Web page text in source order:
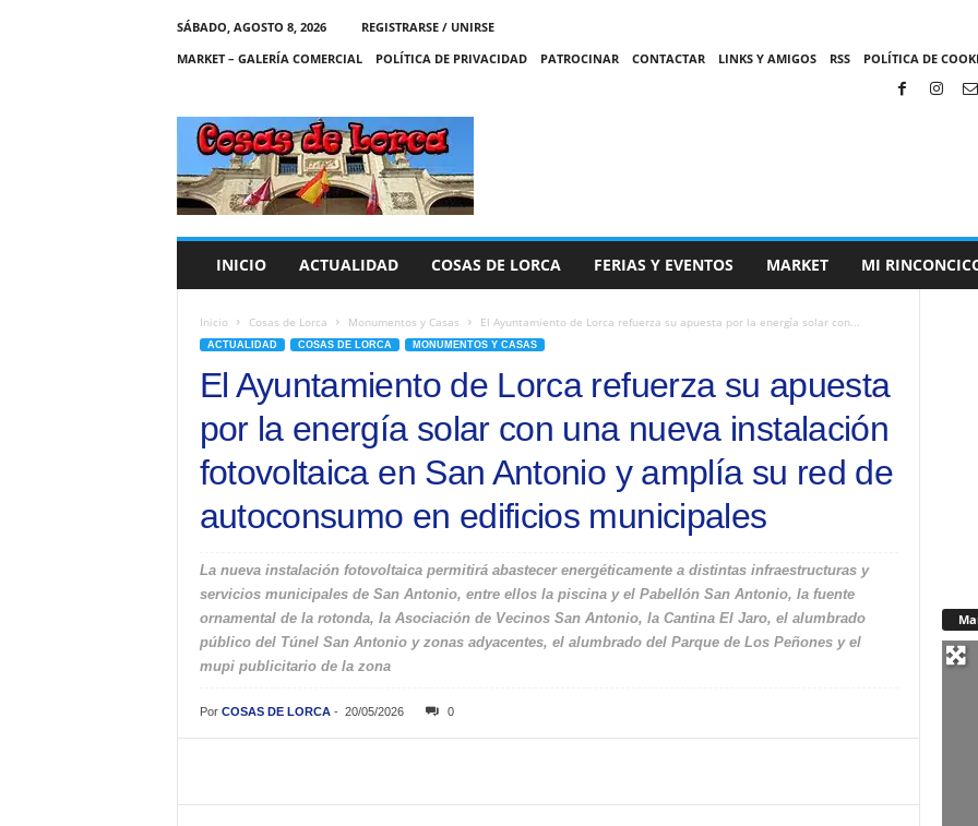
SÁBADO, AGOSTO 8, 2026
REGISTRARSE / UNIRSE
MARKET – GALERÍA COMERCIAL
POLÍTICA DE PRIVACIDAD PATROCINAR CONTACTAR LINKS Y AMIGOS RSS POLÍTICA DE
C
A
S
INICIO ACTUALIDAD COSAS DE LORCA FERIAS Y EVENTOS MARKET MI
Inicio Cosas de Lorca Monumentos y Casas El Ayuntamiento de Lorca refuerza su apuesta por la energía solar con...
ACTUALIDAD COSAS DE LORCA MONUMENTOS Y CASAS
El Ayuntamiento de Lorca refuerza su apuesta
por la energía solar con una nueva instalación
fotovoltaica en San Antonio y amplía su red de
autoconsumo en edificios municipales
La nueva instalación fotovoltaica permitirá abastecer energéticamente a distintas infraestructuras y
servicios municipales de San Antonio, entre ellos la piscina y el Pabellón San Antonio, la fuente
ornamental de la rotonda, la Asociación de Vecinos San Antonio, la Cantina El Jaro, el alumbrado
público del Túnel San Antonio y zonas adyacentes, el alumbrado del Parque de Los Peñones y el
mupi publicitario de la zona
Por COSAS DE LORCA- 20/05/2026 0